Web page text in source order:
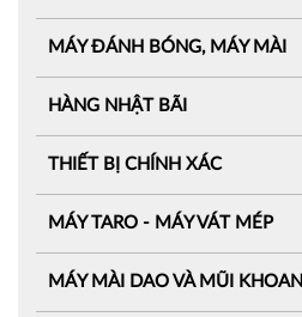
MÁY ĐÁNH BÓNG, MÁY MÀI
HÀNG NHẬT BÃI
THIẾT BỊ CHÍNH XÁC
MÁY TARO - MÁY VÁT MÉP
MÁY MÀI DAO VÀ MŨI KHOAN